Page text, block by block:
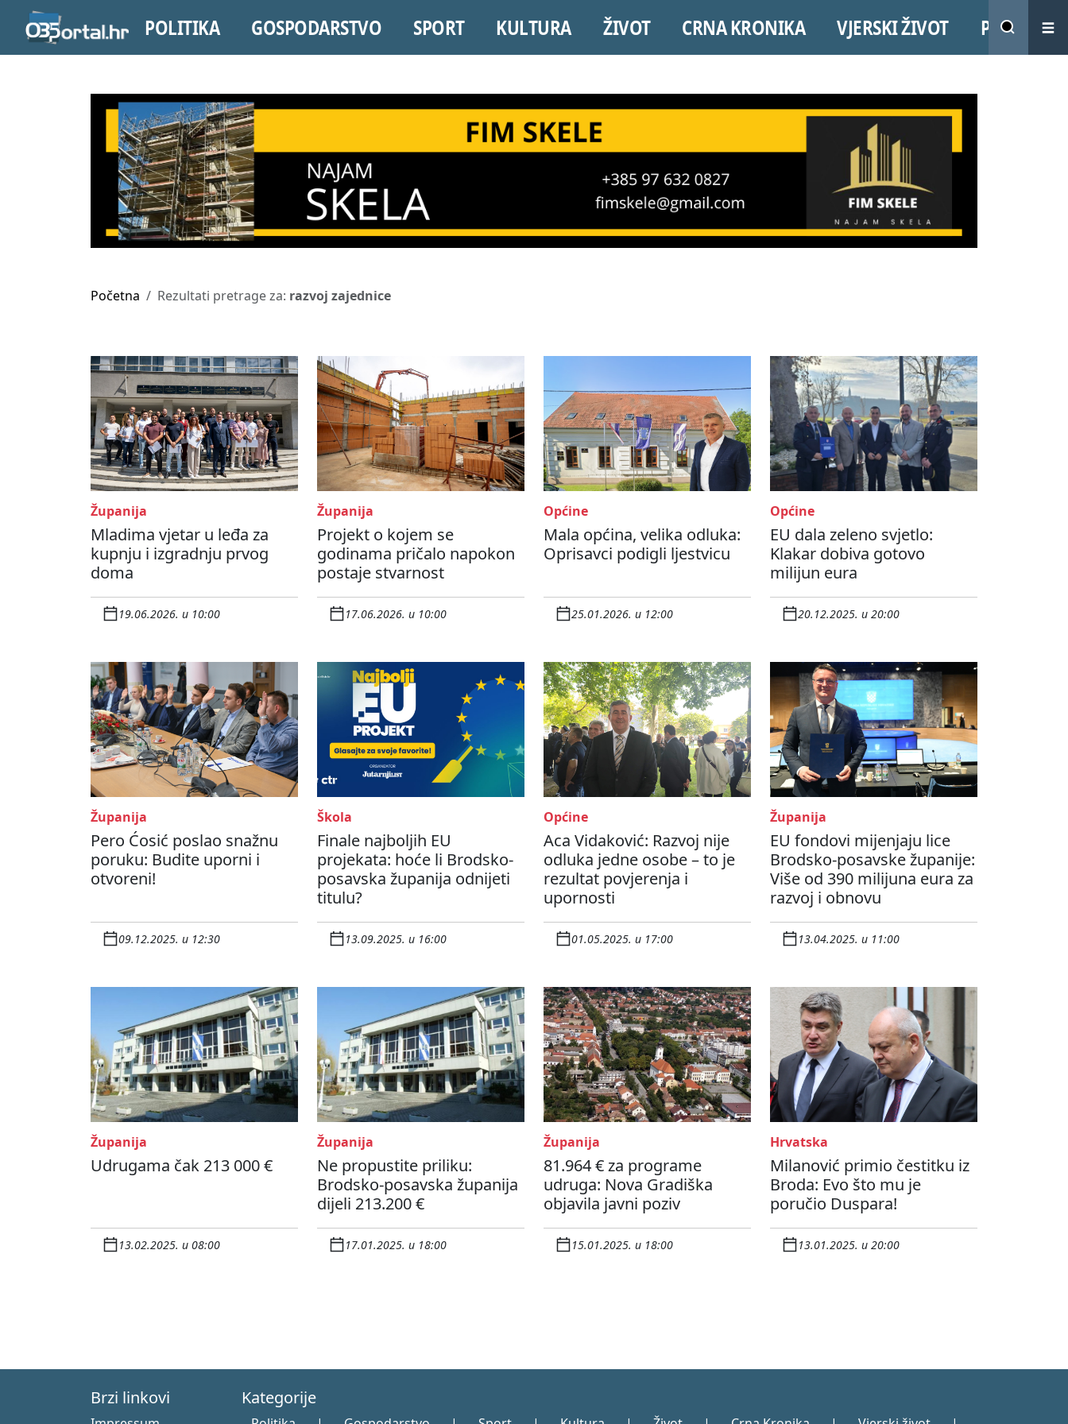
POLITIKA GOSPODARSTVO SPORT KULTURA ŽIVOT CRNA KRONIKA VJERSKI ŽIVOT PROMO
Početna Rezultati pretrage za: razvoj zajednice
Županija
Mladima vjetar u leđa za
kupnju i izgradnju prvog
doma
19.06.2026. u 10:00
Županija
Projekt o kojem se
godinama pričalo napokon
postaje stvarnost
17.06.2026. u 10:00
Općine
Mala općina, velika odluka:
Oprisavci podigli ljestvicu
25.01.2026. u 12:00
Općine
EU dala zeleno svjetlo:
Klakar dobiva gotovo
milijun eura
20.12.2025. u 20:00
Županija
Pero Ćosić poslao snažnu
poruku: Budite uporni i
otvoreni!
09.12.2025. u 12:30
Škola
Finale najboljih EU
projekata: hoće li Brodsko-
posavska županija odnijeti
titulu?
13.09.2025. u 16:00
Općine
Aca Vidaković: Razvoj nije
odluka jedne osobe – to je
rezultat povjerenja i
upornosti
01.05.2025. u 17:00
Županija
EU fondovi mijenjaju lice
Brodsko-posavske županije:
Više od 390 milijuna eura za
razvoj i obnovu
13.04.2025. u 11:00
Županija
Udrugama čak 213 000 €
13.02.2025. u 08:00
Županija
Ne propustite priliku:
Brodsko-posavska županija
dijeli 213.200 €
17.01.2025. u 18:00
Županija
81.964 € za programe
udruga: Nova Gradiška
objavila javni poziv
15.01.2025. u 18:00
Hrvatska
Milanović primio čestitku iz
Broda: Evo što mu je
poručio Duspara!
13.01.2025. u 20:00
Brzi linkovi Kategorije